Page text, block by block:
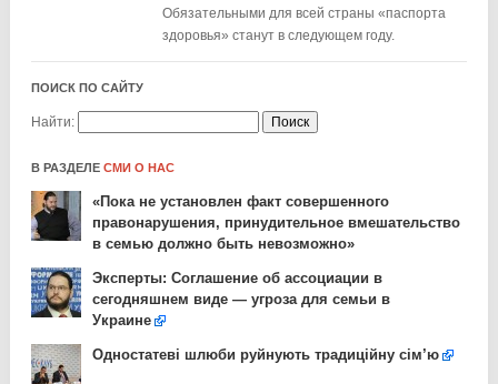
Обязательными для всей страны «паспорта
здоровья» станут в следующем году.
ПОИСК ПО САЙТУ
Найти:
В РАЗДЕЛЕ СМИ О НАС
«Пока не установлен факт совершенного
правонарушения, принудительное вмешательство
в семью должно быть невозможно»
Эксперты: Соглашение об ассоциации в
сегодняшнем виде — угроза для семьи в
Украине
Одностатеві шлюби руйнують традиційну сім’ю